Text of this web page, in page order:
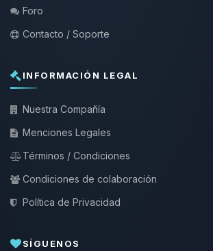
Foro
Contacto / Soporte
INFORMACIÓN LEGAL
Nuestra Compañía
Menciones Legales
Términos / Condiciones
Condiciones de colaboración
Política de Privacidad
SÍGUENOS